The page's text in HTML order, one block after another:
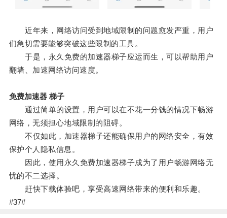
近年来，网络访问受到地域限制的问题愈发严重，用户
们急切需要能够突破这些限制的工具。
于是，永久免费的加速器梯子应运而生，可以帮助用户
翻墙、加速网络访问速度。
免费加速器 梯子
通过简单的设置，用户可以在不花一分钱的情况下畅游
网络，无须担心地域限制的阻碍。
不仅如此，加速器梯子还能确保用户的网络安全，有效
保护个人隐私信息。
因此，使用永久免费加速器梯子成为了用户畅游网络无
忧的不二选择。
赶快下载体验吧，享受高速网络带来的便利和乐趣。
#37#